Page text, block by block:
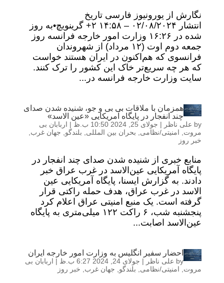
نگارش از یورونیوز فارسی تاریخ
انتشار ۰۲/۰۸/۲۰۲۴ – ۱۴:۵۸ ‎+۲ گرینویچ•به روز
شده در ۱۶:۲۶ وزارت امور خارجه فرانسه روز
جمعه دوم اوت (۱۲ مرداد) از شهروندان
فرانسوی که هم‌اکنون در ایران هستند خواست
که هر چه سریع‌تر خاک این کشور را ترک کنند.
سایت وزارت خارجه فرانسه در...
همزمان با ملاقات بی بی و جو، شنیده شدن صدای
چند انفجار در پایگاه آمریکایی «عین الاسد»
by علی ناظر | جولای 25, 2024 10:50 ب.ظ | اربابان بی
مروت
امنیتی/نظامی بحران بین المللی بلندگو جهان غرب
خبر روز
منابع خبری از شنیده شدن صدای چند انفجار در
پایگاه آمریکایی عین‌الاسد در غرب عراق خبر
دادند. به گزارش ایسنا، پایگاه آمریکایی عین
الاسد در غرب عراق، هدف حمله راکتی قرار
گرفته است. یک منبع امنیتی عراق اعلام کرد
پنجشنبه شب، ۶ راکت ۱۲۲ میلی‌متری به پایگاه
عین‌الاسد اصابت...
احضار سفیر انگلیس به وزارت امور خارجه ایران
by علی ناظر | جولای 24, 2024 6:27 ب.ظ | اربابان بی
مروت
امنیتی/نظامی بلندگو جهان غرب خبر روز